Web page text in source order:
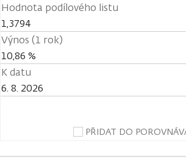
Hodnota podílového listu
1,3794
Výnos (1 rok)
10,86 %
K datu
6. 8. 2026
PŘIDAT DO